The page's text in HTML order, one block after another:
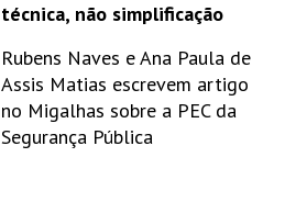
técnica, não simplificação
Rubens Naves e Ana Paula de
Assis Matias escrevem artigo
no Migalhas sobre a PEC da
Segurança Pública